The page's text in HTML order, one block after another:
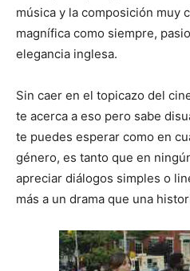
música y la composición muy
magnífica como siempre,
elegancia inglesa.
Sin caer en el topicazo del
te acerca a eso pero sabe
te puedes esperar como en
género, es tanto que en
apreciar diálogos simples o
más a un drama que una